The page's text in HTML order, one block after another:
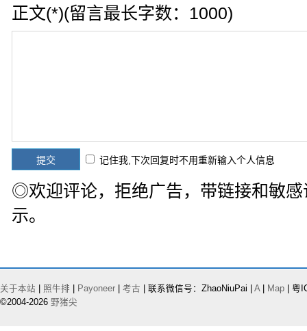
正文(*)(留言最长字数：1000)
记住我,下次回复时不用重新输入个人信息
◎欢迎评论，拒绝广告，带链接和敏
示。
关于本站 照牛排 Payoneer 考古 | 联系微信号：ZhaoNiuPai | A| Map | 粤
©2004-2026 野猪尖